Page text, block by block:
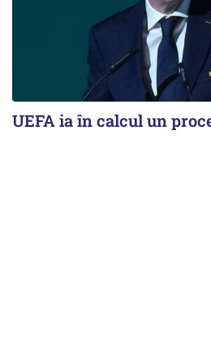
UEFA ia în calcul un